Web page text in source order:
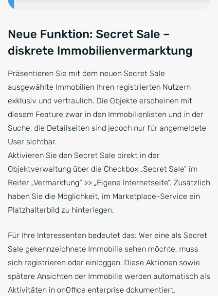
Neue Funktion: Secret Sale –
diskrete Immobilienvermarktung
Präsentieren Sie mit dem neuen Secret Sale
ausgewählte Immobilien Ihren registrierten Nutzern
exklusiv und vertraulich. Die Objekte erscheinen mit
diesem Feature zwar in den Immobilienlisten und in der
Suche, die Detailseiten sind jedoch nur für angemeldete
User sichtbar.
Aktivieren Sie den Secret Sale direkt in der
Objektverwaltung über die Checkbox „Secret Sale“ im
Reiter „Vermarktung“ >> „Eigene Internetseite“. Zusätzlich
haben Sie die Möglichkeit, im Marketplace-Service ein
Platzhalterbild zu hinterlegen.
Für Ihre Interessenten bedeutet das: Wer eine als Secret
Sale gekennzeichnete Immobilie sehen möchte, muss
sich registrieren oder einloggen. Diese Aktionen sowie
spätere Ansichten der Immobilie werden automatisch als
Aktivitäten in onOffice enterprise dokumentiert.